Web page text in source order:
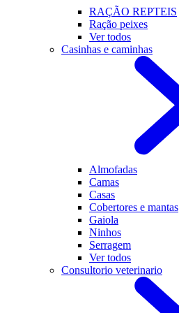
RAÇÃO REPTEIS
Ração peixes
Ver todos
Casinhas e caminhas
Almofadas
Camas
Casas
Cobertores e mantas
Gaiola
Ninhos
Serragem
Ver todos
Consultorio veterinario